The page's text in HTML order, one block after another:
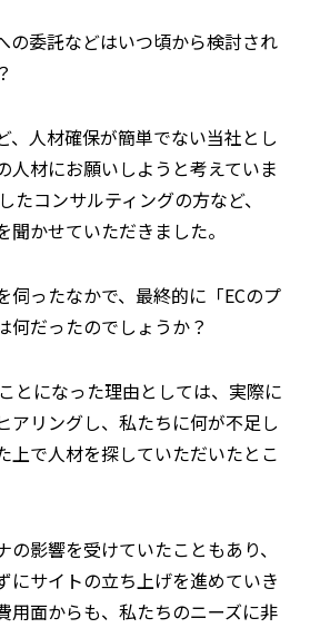
の委託などはいつ頃から検討され
、人材確保が簡単でない当社とし
人材にお願いしようと考えていま
たコンサルティングの方など、
かせていただきました。
伺ったなかで、最終的に「ECのプ
何だったのでしょうか？
とになった理由としては、実際に
アリングし、私たちに何が不足し
上で人材を探していただいたとこ
影響を受けていたこともあり、
にサイトの立ち上げを進めていき
用面からも、私たちのニーズに非